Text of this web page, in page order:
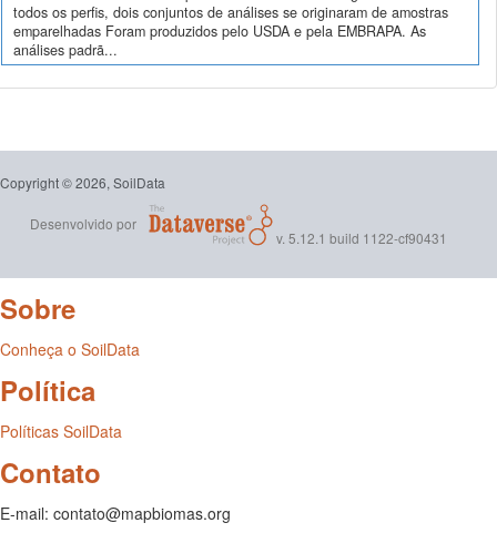
todos os perfis, dois conjuntos de análises se originaram de amostras
emparelhadas Foram produzidos pelo USDA e pela EMBRAPA. As
análises padrã...
Copyright © 2026, SoilData
Desenvolvido por
v. 5.12.1 build 1122-cf90431
Sobre
Conheça o SoilData
Política
Políticas SoilData
Contato
E-mail: contato@mapbiomas.org